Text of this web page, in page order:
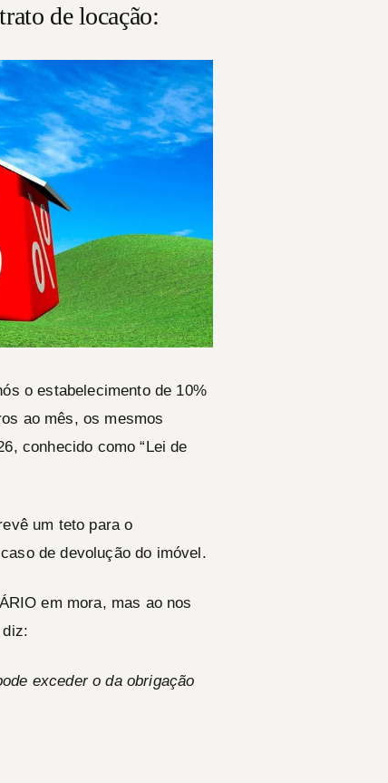
de locação:
o estabelecimento de 10%
ao mês, os mesmos
conhecido como “Lei de
um teto para o
de devolução do imóvel.
em mora, mas ao nos
exceder o da obrigação